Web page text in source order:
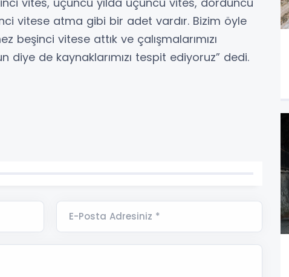
vitese atma gibi bir adet vardır. Bizim öyle
beşinci vitese attık ve çalışmalarımızı
diye de kaynaklarımızı tespit ediyoruz” dedi.
E-Posta Adresiniz *